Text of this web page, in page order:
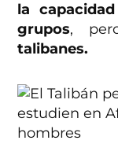
la
grupos,
talibanes.